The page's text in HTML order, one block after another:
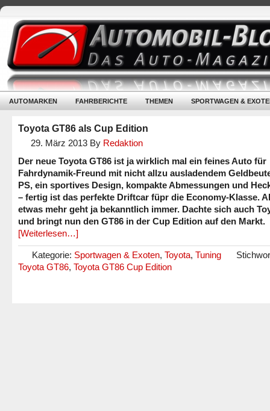
AUTOMARKEN FAHRBERICHTE THEMEN SPORTWAGEN &
Toyota GT86 als Cup Edition
29. März 2013 By Redaktion
Der neue Toyota GT86 ist ja wirklich mal ein feines Auto für
Fahrdynamik-Freund mit nicht allzu ausladendem
PS, ein sportives Design, kompakte Abmessungen und
– fertig ist das perfekte Driftcar füpr die Economy-Klasse.
etwas mehr geht ja bekanntlich immer. Dachte sich auch
und bringt nun den GT86 in der Cup Edition auf den Markt.
[Weiterlesen…]
Kategorie: Sportwagen & Exoten, Toyota, Tuning
Toyota GT86, Toyota GT86 Cup Edition